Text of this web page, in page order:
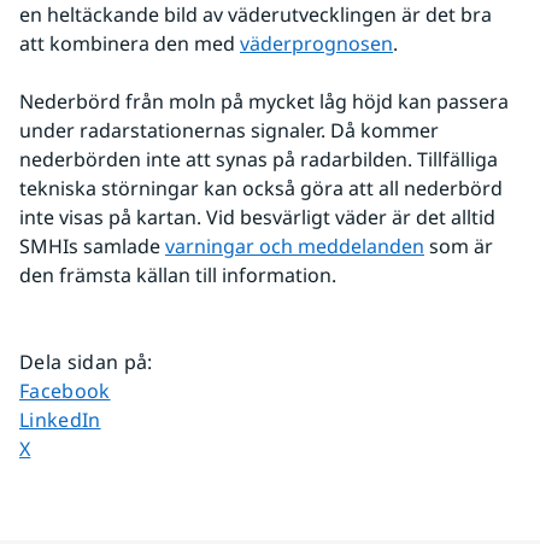
en heltäckande bild av väderutvecklingen är det bra
att kombinera den med väderprognosen.
Nederbörd från moln på mycket låg höjd kan passera
under radarstationernas signaler. Då kommer
nederbörden inte att synas på radarbilden. Tillfälliga
tekniska störningar kan också göra att all nederbörd
inte visas på kartan. Vid besvärligt väder är det alltid
SMHIs samlade varningar och meddelanden som är
den främsta källan till information.
Dela sidan på:
Dela sidan på
Facebook
Dela sidan på
LinkedIn
Dela sidan på
X